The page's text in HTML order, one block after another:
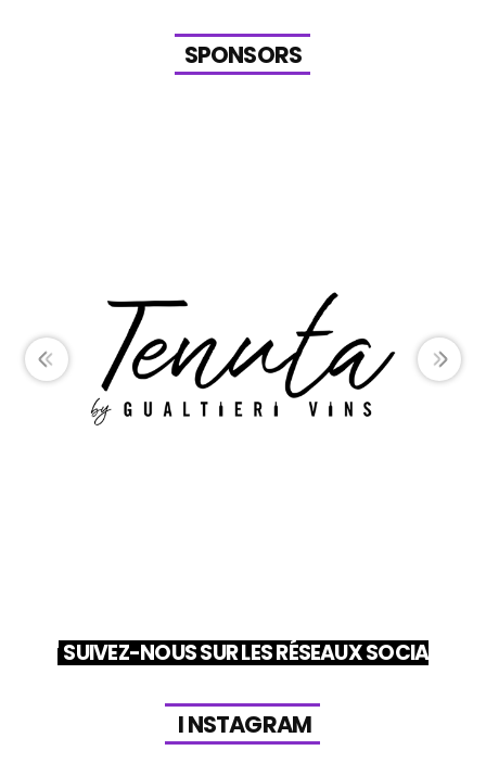
SPONSORS
SUIVEZ-NOUS SUR LES RÉSEAUX SOCIAUX
INSTAGRAM